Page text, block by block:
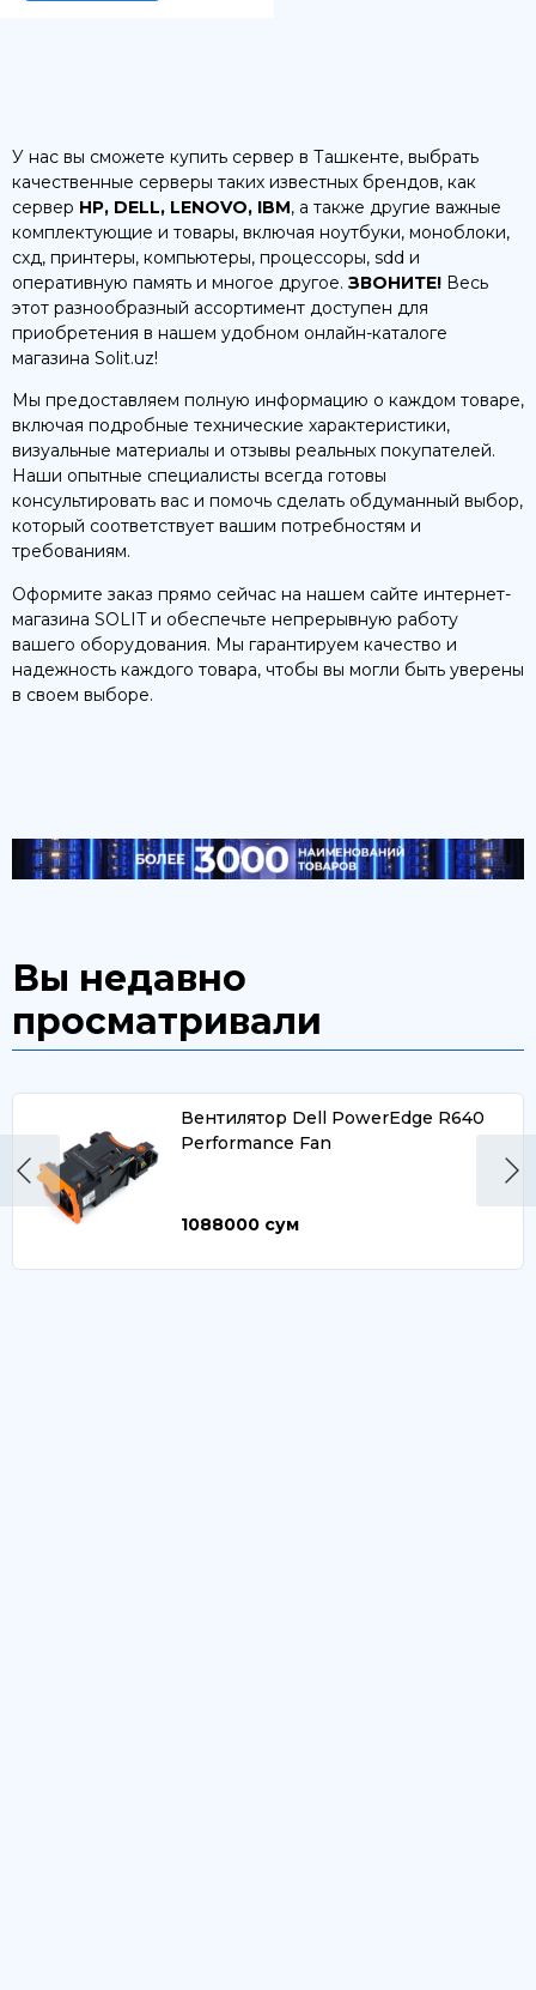
У нас вы сможете купить сервер в Ташкенте, выбрать
качественные серверы таких известных брендов, как
сервер HP, DELL, LENOVO, IBM, а также другие важные
комплектующие и товары, включая ноутбуки, моноблоки,
схд, принтеры, компьютеры, процессоры, sdd и
оперативную память и многое другое. ЗВОНИТЕ! Весь
этот разнообразный ассортимент доступен для
приобретения в нашем удобном онлайн-каталоге
магазина Solit.uz!
Мы предоставляем полную информацию о каждом товаре,
включая подробные технические характеристики,
визуальные материалы и отзывы реальных покупателей.
Наши опытные специалисты всегда готовы
консультировать вас и помочь сделать обдуманный выбор,
который соответствует вашим потребностям и
требованиям.
Оформите заказ прямо сейчас на нашем сайте интернет-
магазина SOLIT и обеспечьте непрерывную работу
вашего оборудования. Мы гарантируем качество и
надежность каждого товара, чтобы вы могли быть уверены
в своем выборе.
Вы недавно
просматривали
Вентилятор Dell PowerEdge R640
Performance Fan
1088000 сум